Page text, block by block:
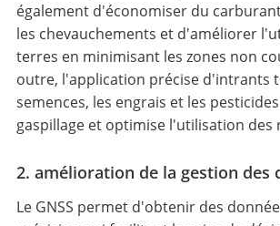
également d'économiser du
les chevauchements et d'améliorer
terres en minimisant les zones non
outre, l'application précise d'intrants
semences, les engrais et les
gaspillage et optimise l'utilisation des
2. amélioration de la gestion des
Le GNSS permet d'obtenir des